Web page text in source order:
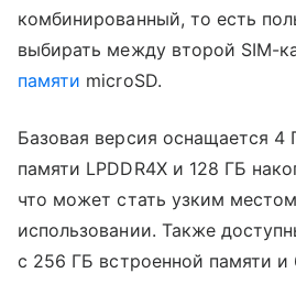
комбинированный, то есть
выбирать между второй SIM-
памяти microSD.
Базовая версия оснащается 4
памяти LPDDR4X и 128 ГБ
что может стать узким
использовании. Также
с 256 ГБ встроенной памяти